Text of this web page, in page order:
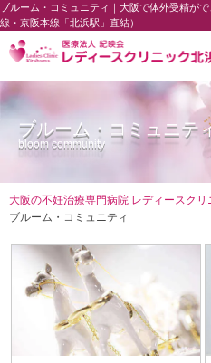
ブルーム・コミュニティ｜大阪で体外受精が
線・京阪本線「北浜駅」直結）
ブルーム・コミュニテ
bloom community
大阪の不妊治療専門病院 レディースクリ
ブルーム・コミュニティ